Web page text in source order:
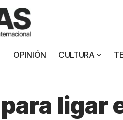
OPINIÓN CULTURA
ligar